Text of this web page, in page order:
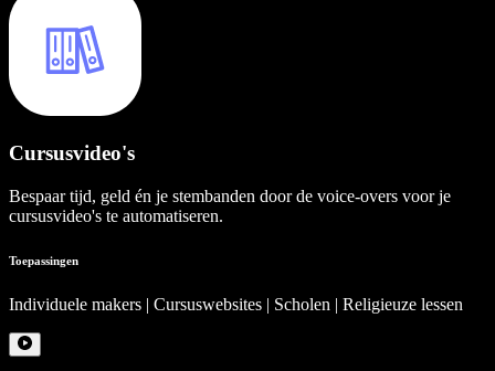
Cursusvideo's
Bespaar tijd, geld én je stembanden door de voice-overs voor je
cursusvideo's te automatiseren.
Toepassingen
Individuele makers | Cursuswebsites | Scholen | Religieuze lessen